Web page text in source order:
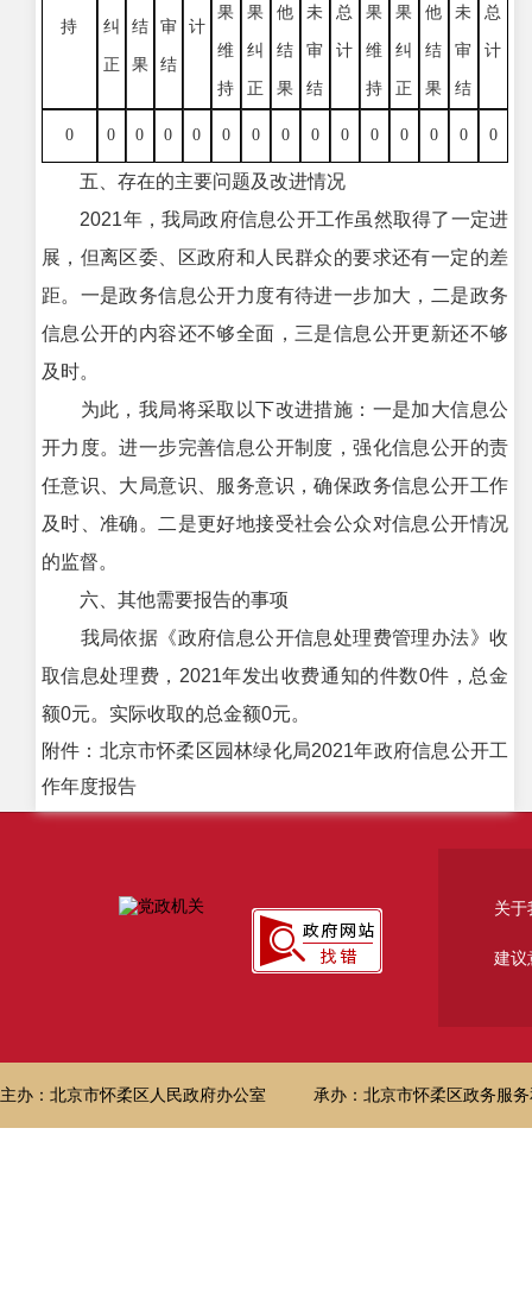
持 纠
正
结
果
审
结
计
果
维
持
果
纠
正
他
结
果
未
审
结
总
计
果
维
持
果
纠
正
他
结
果
未
审
结
总
计
0 0 0 0 0 0 0 0 0 0 0 0 0 0 0
五、存在的主要问题及改进情况
2021年，我局政府信息公开工作虽然取得了一定进
展，但离区委、区政府和人民群众的要求还有一定的差
距。一是政务信息公开力度有待进一步加大，二是政务
信息公开的内容还不够全面，三是信息公开更新还不够
及时。
为此，我局将采取以下改进措施：一是加大信息公
开力度。进一步完善信息公开制度，强化信息公开的责
任意识、大局意识、服务意识，确保政务信息公开工作
及时、准确。二是更好地接受社会公众对信息公开情况
的监督。
六、其他需要报告的事项
我局依据《政府信息公开信息处理费管理办法》收
取信息处理费，2021年发出收费通知的件数0件，总金
额0元。实际收取的总金额0元。
附件：北京市怀柔区园林绿化局2021年政府信息公开工
作年度报告
关于
建议
主办：北京市怀柔区人民政府办公室 承办：北京市怀柔区政务服